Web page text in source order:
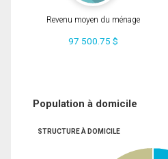
Revenu moyen du ménage
97 500.75 $
Population à domicile
STRUCTURE À DOMICILE